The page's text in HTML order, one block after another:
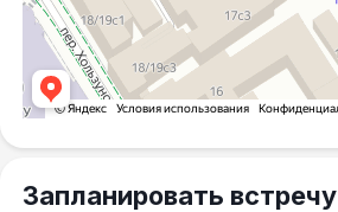
Запланировать встречу